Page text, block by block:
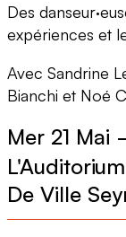
Des
expériences et
Avec Sandrine
Bianchi et Noé
Mer 21 Mai
De Ville